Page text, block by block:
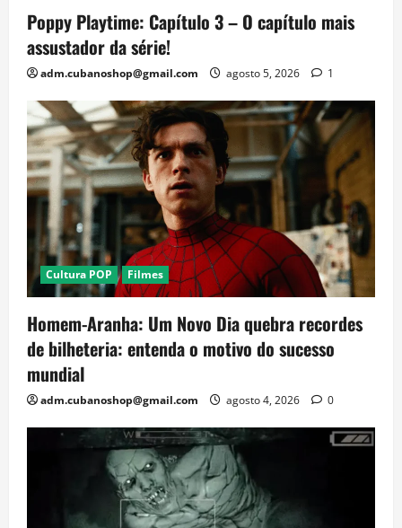
Poppy Playtime: Capítulo 3 – O capítulo mais
assustador da série!
adm.cubanoshop@gmail.com agosto 5, 2026 1
Cultura POP Filmes
Homem-Aranha: Um Novo Dia quebra recordes
de bilheteria: entenda o motivo do sucesso
mundial
adm.cubanoshop@gmail.com agosto 4, 2026 0